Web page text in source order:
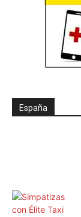
España